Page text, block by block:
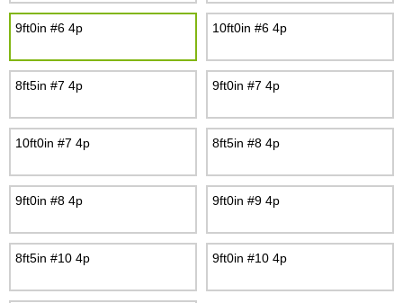
9ft0in #6 4p 10ft0in #6 4p
8ft5in #7 4p 9ft0in #7 4p
10ft0in #7 4p 8ft5in #8 4p
9ft0in #8 4p 9ft0in #9 4p
8ft5in #10 4p 9ft0in #10 4p